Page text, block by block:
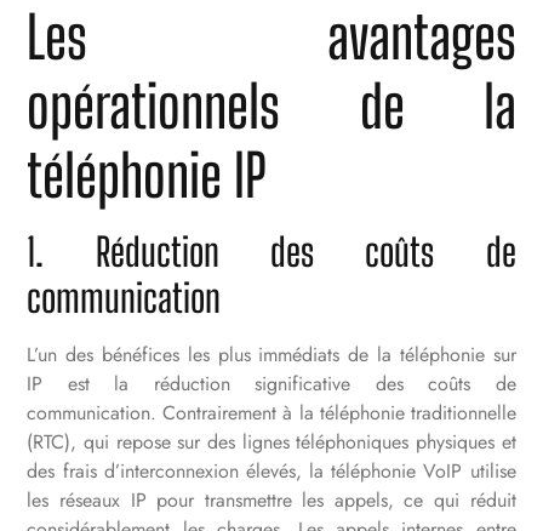
Les avantages
opérationnels de la
téléphonie IP
1. Réduction des coûts de
communication
L’un des bénéfices les plus immédiats de la téléphonie sur
IP est la réduction significative des coûts de
communication. Contrairement à la téléphonie traditionnelle
(RTC), qui repose sur des lignes téléphoniques physiques et
des frais d’interconnexion élevés, la téléphonie VoIP utilise
les réseaux IP pour transmettre les appels, ce qui réduit